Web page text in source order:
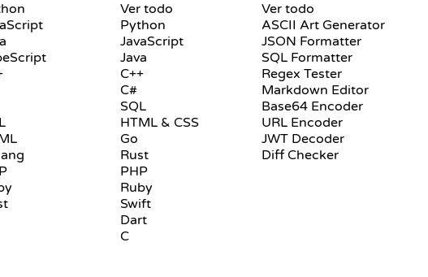
Ver todo
Python
JavaScript
Java
C++
C#
SQL
HTML & CSS
Go
Rust
PHP
Ruby
Swift
Dart
C
Ver todo
ASCII Art Generator
JSON Formatter
SQL Formatter
Regex Tester
Markdown Editor
Base64 Encoder
URL Encoder
JWT Decoder
Diff Checker